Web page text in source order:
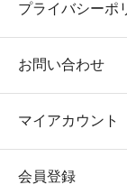
プライバシーポ
お問い合わせ
マイアカウント
会員登録